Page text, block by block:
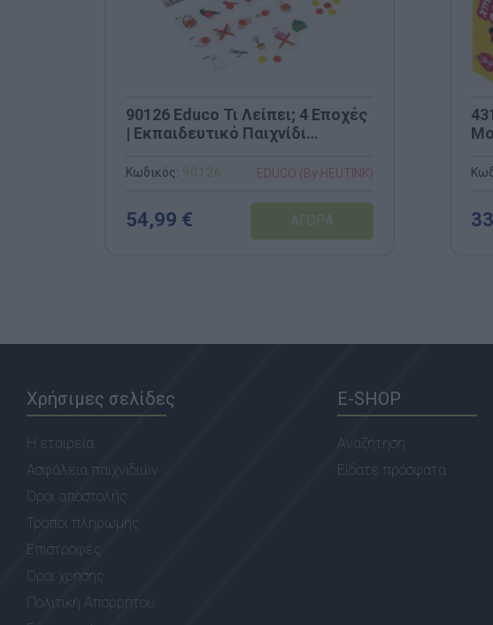
90126 Educo Τι Λείπει; 4 Εποχές
| Εκπαιδευτικό Παιχνίδι
Κωδικός: 90126 EDUCO (By HEUTINK)
54,99 €
Χρήσιμες σελίδες
Η εταιρεία
Ασφάλεια παιχνιδιών
Όροι αποστολής
Τρόποι πληρωμής
Επιστροφές
Όροι χρήσης
Πολιτική Απορρήτου
E-SHOP
Αναζήτηση
Είδατε πρόσφατα